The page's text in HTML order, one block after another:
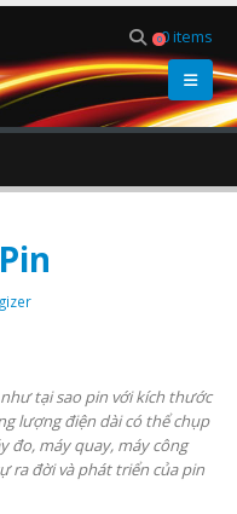
00 items
tại sao pin với kích thước
lượng điện dài có thể chụp
đo, máy quay, máy công
ra đời và phát triển của pin